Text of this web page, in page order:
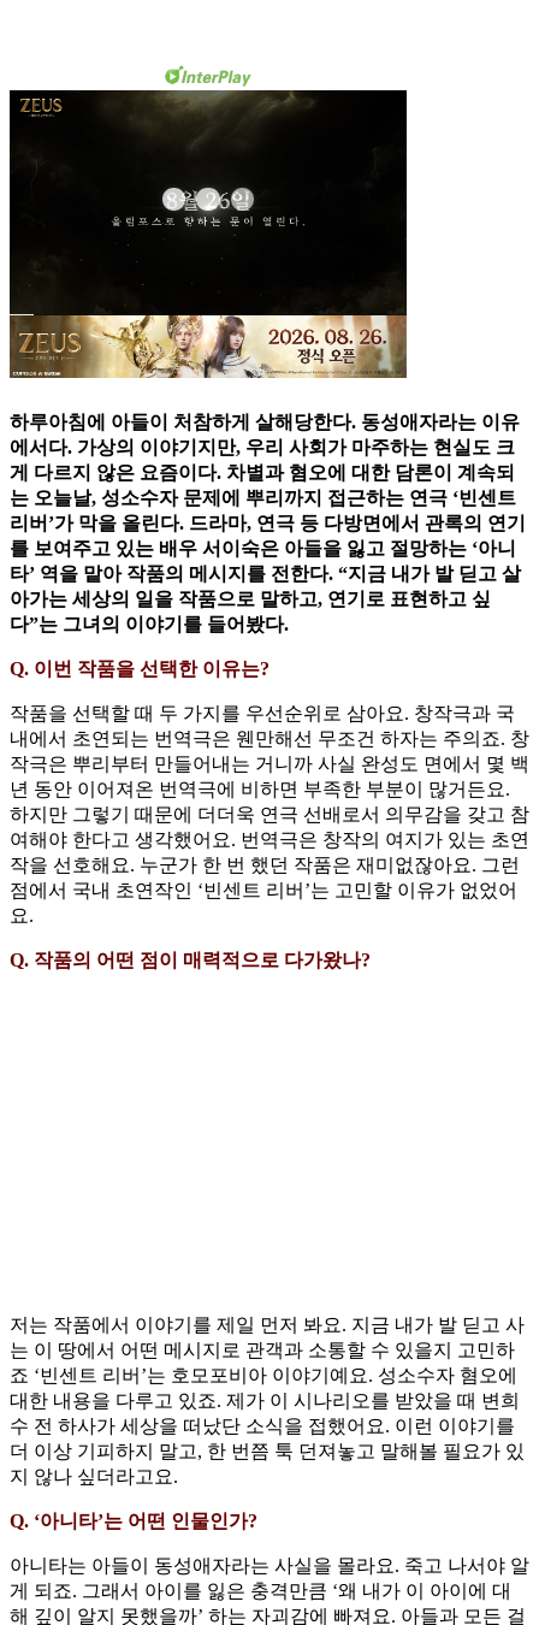
하루아침에 아들이 처참하게 살해당한다. 동성애자라는 이유
에서다. 가상의 이야기지만, 우리 사회가 마주하는 현실도 크
게 다르지 않은 요즘이다. 차별과 혐오에 대한 담론이 계속되
는 오늘날, 성소수자 문제에 뿌리까지 접근하는 연극 ‘빈센트
리버’가 막을 올린다. 드라마, 연극 등 다방면에서 관록의 연기
를 보여주고 있는 배우 서이숙은 아들을 잃고 절망하는 ‘아니
타’ 역을 맡아 작품의 메시지를 전한다. “지금 내가 발 딛고 살
아가는 세상의 일을 작품으로 말하고, 연기로 표현하고 싶
다”는 그녀의 이야기를 들어봤다.
Q. 이번 작품을 선택한 이유는?
작품을 선택할 때 두 가지를 우선순위로 삼아요. 창작극과 국
내에서 초연되는 번역극은 웬만해선 무조건 하자는 주의죠. 창
작극은 뿌리부터 만들어내는 거니까 사실 완성도 면에서 몇 백
년 동안 이어져온 번역극에 비하면 부족한 부분이 많거든요.
하지만 그렇기 때문에 더더욱 연극 선배로서 의무감을 갖고 참
여해야 한다고 생각했어요. 번역극은 창작의 여지가 있는 초연
작을 선호해요. 누군가 한 번 했던 작품은 재미없잖아요. 그런
점에서 국내 초연작인 ‘빈센트 리버’는 고민할 이유가 없었어
요.
Q. 작품의 어떤 점이 매력적으로 다가왔나?
저는 작품에서 이야기를 제일 먼저 봐요. 지금 내가 발 딛고 사
는 이 땅에서 어떤 메시지로 관객과 소통할 수 있을지 고민하
죠 ‘빈센트 리버’는 호모포비아 이야기예요. 성소수자 혐오에
대한 내용을 다루고 있죠. 제가 이 시나리오를 받았을 때 변희
수 전 하사가 세상을 떠났단 소식을 접했어요. 이런 이야기를
더 이상 기피하지 말고, 한 번쯤 툭 던져놓고 말해볼 필요가 있
지 않나 싶더라고요.
Q. ‘아니타’는 어떤 인물인가?
아니타는 아들이 동성애자라는 사실을 몰라요. 죽고 나서야 알
게 되죠. 그래서 아이를 잃은 충격만큼 ‘왜 내가 이 아이에 대
해 깊이 알지 못했을까’ 하는 자괴감에 빠져요. 아들과 모든 걸